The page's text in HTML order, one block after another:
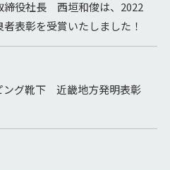
役社長 西垣和俊は、2022
表彰を受賞いたしました！
ング靴下 近畿地方発明表彰